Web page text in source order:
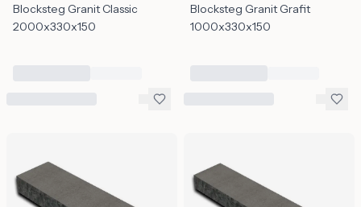
Blocksteg Granit Classic
2000x330x150
Blocksteg Granit Grafit
1000x330x150